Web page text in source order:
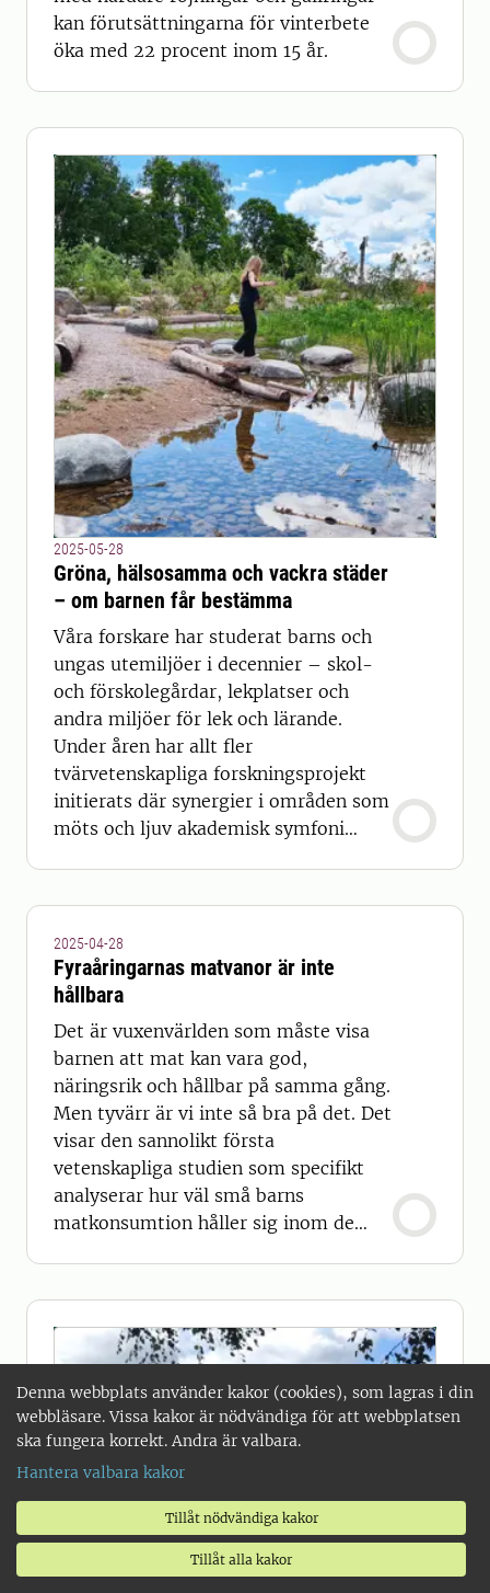
Denna webbplats använder kakor (cookies), som lagras i din
webbläsare. Vissa kakor är nödvändiga för att webbplatsen
ska fungera korrekt. Andra är valbara.
Hantera valbara kakor
Tillåt nödvändiga kakor
Tillåt alla kakor
kan förutsättningarna för vinterbete
öka med 22 procent inom 15 år.
2025-05-28
Gröna, hälsosamma och vackra städer
– om barnen får bestämma
Våra forskare har studerat barns och
ungas utemiljöer i decennier – skol-
och förskolegårdar, lekplatser och
andra miljöer för lek och lärande.
Under åren har allt fler
tvärvetenskapliga forskningsprojekt
initierats där synergier i områden som
möts och ljuv akademisk symfoni
2025-04-28
Fyraåringarnas matvanor är inte
hållbara
Det är vuxenvärlden som måste visa
barnen att mat kan vara god,
näringsrik och hållbar på samma gång.
Men tyvärr är vi inte så bra på det. Det
visar den sannolikt första
vetenskapliga studien som specifikt
analyserar hur väl små barns
matkonsumtion håller sig inom de